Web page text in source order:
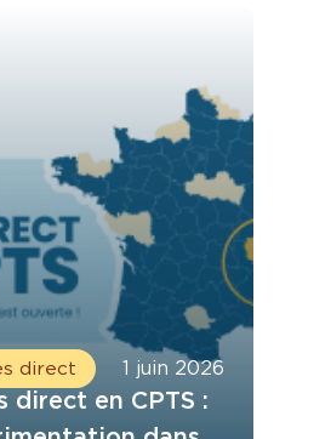
direct 1 juin 2026
direct en CPTS :